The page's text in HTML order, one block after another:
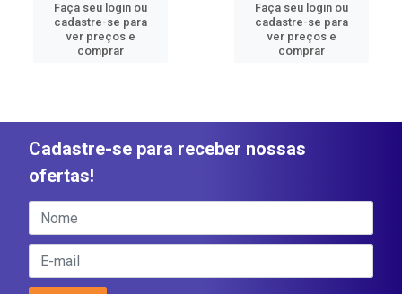
Faça seu login ou
cadastre-se para
ver preços e
comprar
Faça seu login ou
cadastre-se para
ver preços e
comprar
Cadastre-se para receber nossas
ofertas!